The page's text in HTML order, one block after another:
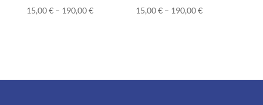
15,00€– 190,00€ 15,00€ – 190,00€